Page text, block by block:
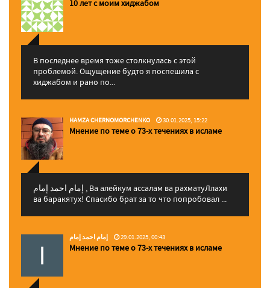
10 лет с моим хиджабом
В последнее время тоже столкнулась с этой
проблемой. Ощущение будто я поспешила с
хиджабом и рано по...
HAMZA CHERNOMORCHENKO 30.01.2025, 15:22
Мнение по теме о 73-х течениях в исламе
إمام احمد إمام , Ва алейкум ассалам ва рахматуЛлахи
ва баракятух! Спасибо брат за то что попробовал ...
إمام احمد إمام 29.01.2025, 00:43
Мнение по теме о 73-х течениях в исламе